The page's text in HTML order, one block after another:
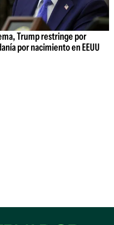
Trump restringe por
por nacimiento en EEUU